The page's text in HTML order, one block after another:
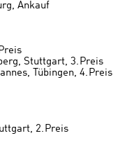
Ankauf
Stuttgart, 3. Preis
Tübingen, 4. Preis
2. Preis